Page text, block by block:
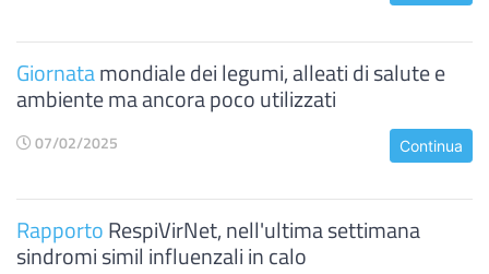
Giornatamondiale dei legumi, alleati di salute e
ambiente ma ancora poco utilizzati
07/02/2025 Continua
RapportoRespiVirNet, nell'ultima settimana
sindromi simil influenzali in calo